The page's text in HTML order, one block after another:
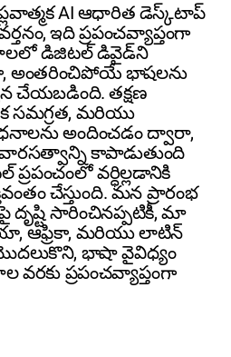
AI ఆధారిత డెస్క్‌టాప్
ఇది ప్రపంచవ్యాప్తంగా
డిజిటల్ డివైడ్‌ని
అంతరించిపోయే భాషలను
చేయబడింది. తక్షణ
సమగ్రత, మరియు
అందించడం ద్వారా,
వారసత్వాన్ని కాపాడుతుంది
వర్ధిల్లడానికి
చేస్తుంది. మన ప్రారంభ
దృష్టి సారించినప్పటికీ, మా
ఆఫ్రికా, మరియు లాటిన్
భాషా వైవిధ్యం
వరకు ప్రపంచవ్యాప్తంగా